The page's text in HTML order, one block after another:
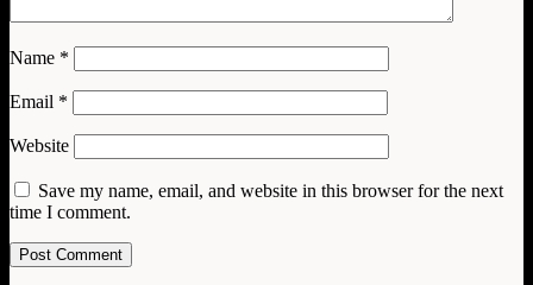
Name *
Email *
Website
Save my name, email, and website in this browser for the next
time I comment.